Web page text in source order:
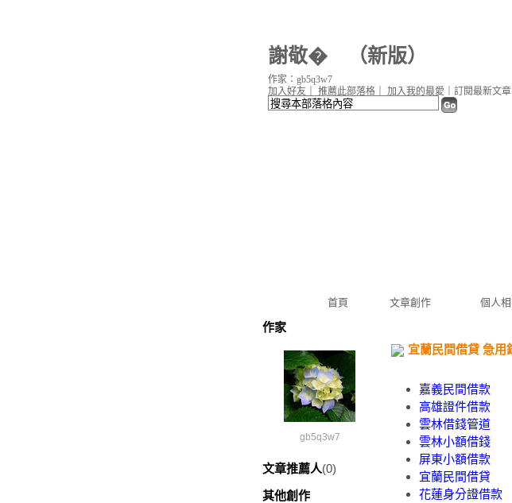
謝敬� （新版）
首頁 文章創作 個人
加入好友 推薦此部落格 加入我的最愛 訂閱最新文章
作家：gb5q3w7
作家
gb5q3w7
文章推薦人(0)
其他創作
宜蘭民間借貸 急用
嘉義民間借款
高雄證件借款
雲林借錢管道
雲林小額借錢
屏東小額借款
宜蘭民間借貸
花蓮身分證借款